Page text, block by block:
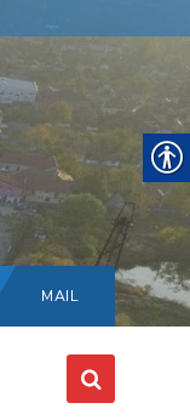
Choose
language:
MAIL